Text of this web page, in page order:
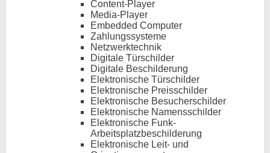
Content-Player
Media-Player
Embedded Computer
Zahlungssysteme
Netzwerktechnik
Digitale Türschilder
Digitale Beschilderung
Elektronische Türschilder
Elektronische Preisschilder
Elektronische Besucherschilder
Elektronische Namensschilder
Elektronische Funk-
Arbeitsplatzbeschilderung
Elektronische Leit- und